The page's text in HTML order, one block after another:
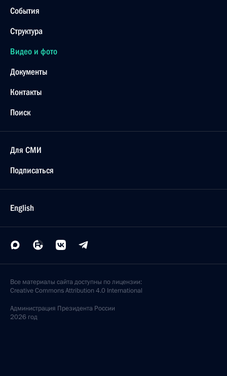
События
Структура
Видео и фото
Документы
Контакты
Поиск
Для СМИ
Подписаться
English
Все материалы сайта доступны по лицензии:
Creative Commons Attribution 4.0 International
Администрация Президента России
2026 год